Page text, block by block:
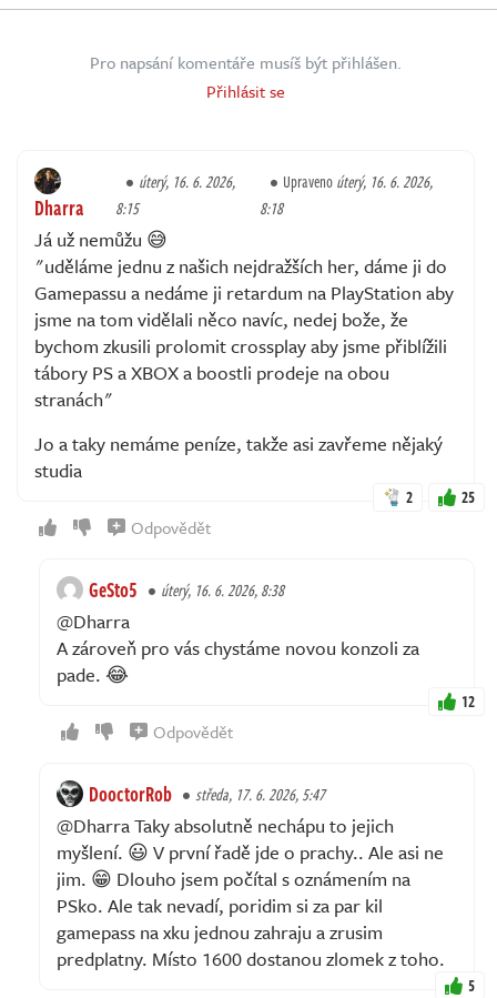
Pro napsání komentáře musíš být přihlášen.
Přihlásit se
Dharra
úterý, 16. 6. 2026,
8:15
Upravenoúterý, 16. 6. 2026,
8:18
Já už nemůžu 😅
"uděláme jednu z našich nejdražších her, dáme ji do
Gamepassu a nedáme ji retardum na PlayStation aby
jsme na tom vidělali něco navíc, nedej bože, že
bychom zkusili prolomit crossplay aby jsme přiblížili
tábory PS a XBOX a boostli prodeje na obou
stranách"
Jo a taky nemáme peníze, takže asi zavřeme nějaký
studia
2 25
Odpovědět
GeSto5 úterý, 16. 6. 2026, 8:38
@Dharra
A zároveň pro vás chystáme novou konzoli za
pade. 😂
12
Odpovědět
DooctorRob středa, 17. 6. 2026, 5:47
@Dharra Taky absolutně nechápu to jejich
myšlení. 😃 V první řadě jde o prachy.. Ale asi ne
jim. 😁 Dlouho jsem počítal s oznámením na
PSko. Ale tak nevadí, poridim si za par kil
gamepass na xku jednou zahraju a zrusim
predplatny. Místo 1600 dostanou zlomek z toho.
5